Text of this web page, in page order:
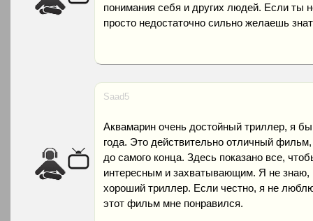
понимания себя и других людей. Если ты
просто недостаточно сильно желаешь
Saad5
Аквамарин очень достойный триллер, я
года. Это действительно отличный
до самого конца. Здесь показано все,
интересным и захватывающим. Я не
хороший триллер. Если честно, я не
этот фильм мне понравился.